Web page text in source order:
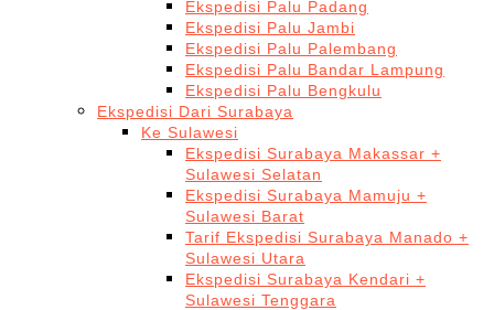
Ekspedisi Palu Padang
Ekspedisi Palu Jambi
Ekspedisi Palu Palembang
Ekspedisi Palu Bandar Lampung
Ekspedisi Palu Bengkulu
Ekspedisi Dari Surabaya
Ke Sulawesi
Ekspedisi Surabaya Makassar +
Sulawesi Selatan
Ekspedisi Surabaya Mamuju +
Sulawesi Barat
Tarif Ekspedisi Surabaya Manado +
Sulawesi Utara
Ekspedisi Surabaya Kendari +
Sulawesi Tenggara